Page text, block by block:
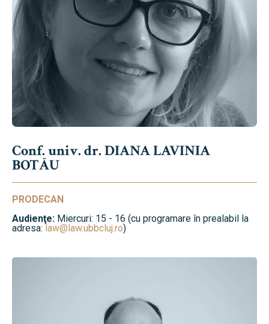
Conf. univ. dr. DIANA LAVINIA
BOTĂU
PRODECAN
Audienţe: Miercuri: 15 - 16 (cu programare în prealabil la
adresa: law@law.ubbcluj.ro)